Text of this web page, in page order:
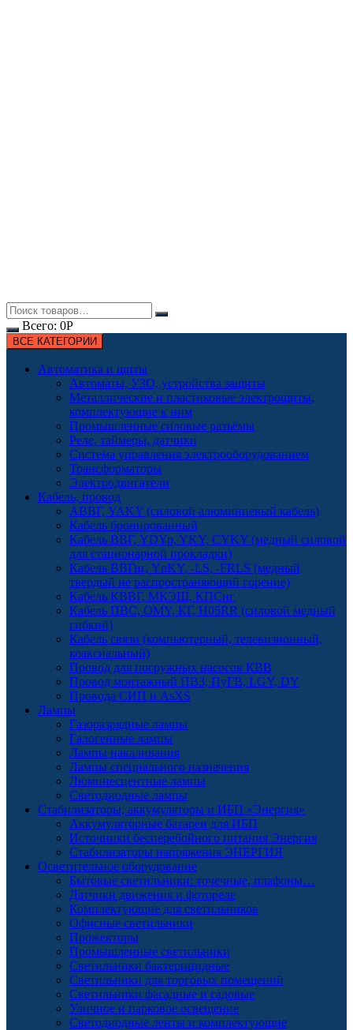
Всего: 0Р
ВСЕ КАТЕГОРИИ
Автоматика и щиты
Автоматы, УЗО, устройства защиты
Металлические и пластиковые электрощиты,
комплектующие к ним
Промышленные силовые разъёмы
Реле, таймеры, датчики
Система управления электрооборудованием
Трансформаторы
Электродвигатели
Кабель, провод
АВВГ, YAKY (силовой алюминиевый кабель)
Кабель бронированный
Кабель ВВГ, YDYp, YKY, CYKY (медный силовой
для стационарной прокладки)
Кабель ВВГнг, YnKY, -LS, -FRLS (медный
твердый не распространяющий горение)
Кабель КВВГ, МКЭШ, КПСнг
Кабель ПВС, OMY, КГ, H05RR (силовой медный
гибкий)
Кабель связи (компьютерный, телевизионный,
коаксиальный)
Провод для погружных насосов КВВ
Провод монтажный ПВЗ, ПуГВ, LGY, DY
Провода СИП и AsXS
Лампы
Газоразрядные лампы
Галогенные лампы
Лампы накаливания
Лампы специального назначения
Люминесцентные лампы
Светодиодные лампы
Стабилизаторы, аккумуляторы и ИБП «Энергия»
Аккумуляторные батареи для ИБП
Источники бесперебойного питания Энергия
Стабилизаторы напряжения ЭНЕРГИЯ
Осветительное оборудование
Бытовые светильники: точечные, плафоны…
Датчики движения и фотореле
Комплектующие для светильников
Офисные светильники
Прожекторы
Промышленные светильники
Светильники бактерицидные
Светильники для торговых помещений
Светильники фасадные и садовые
Уличное и парковое освещение
Светодиодные ленты и комплектующие